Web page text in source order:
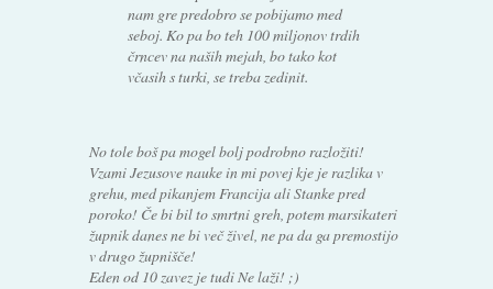
nam gre predobro se pobijamo med
seboj. Ko pa bo teh 100 miljonov trdih
črncev na naših mejah, bo tako kot
včasih s turki, se treba zedinit.
No tole boš pa mogel bolj podrobno razložiti!
Vzami Jezusove nauke in mi povej kje je razlika v
grehu, med pikanjem Francija ali Stanke pred
poroko! Če bi bil to smrtni greh, potem marsikateri
župnik danes ne bi več živel, ne pa da ga premostijo
v drugo župnišče!
Eden od 10 zavez je tudi Ne laži! ;)